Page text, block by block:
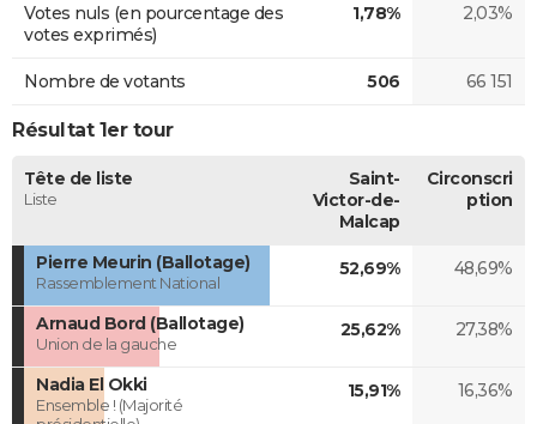
Votes nuls (en pourcentage des
votes exprimés)
1,78% 2,03%
Nombre de votants 506 66 151
Résultat 1er tour
Tête de liste
Liste
Saint-
Victor-de-
Malcap
Circonscri
ption
Pierre Meurin (Ballotage)
Rassemblement National
52,69% 48,69%
Arnaud Bord (Ballotage)
Union de la gauche
25,62% 27,38%
Nadia El Okki
Ensemble ! (Majorité
15,91% 16,36%